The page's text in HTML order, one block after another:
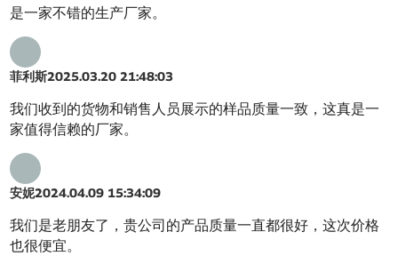
是一家不错的生产厂家。
菲利斯2025.03.20 21:48:03
我们收到的货物和销售人员展示的样品质量一致，这真是一
家值得信赖的厂家。
安妮2024.04.09 15:34:09
我们是老朋友了，贵公司的产品质量一直都很好，这次价格
也很便宜。